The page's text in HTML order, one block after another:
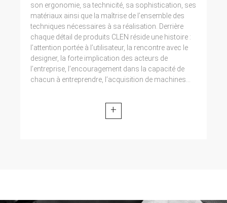
son ergonomie, sa technicité, sa sophistication, ses
matériaux ainsi que la maîtrise de l’ensemble des
techniques nécessaires à sa réalisation. Derrière
chaque détail de produits CLEN réside une histoire :
l’attention portée à l’utilisateur, la rencontre avec le
designer, la forte implication des acteurs de
l’entreprise, l’encouragement dans la capacité de
chacun à entreprendre, l’acquisition de machines...
+